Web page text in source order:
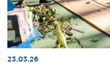
23.03.26